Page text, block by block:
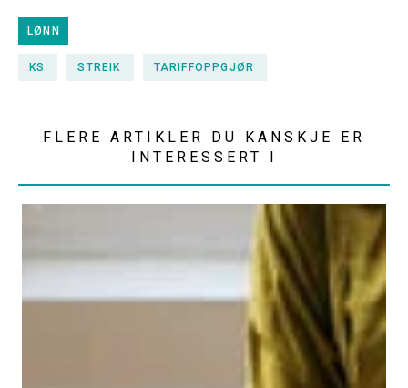
LØNN
KS STREIK TARIFFOPPGJØR
FLERE ARTIKLER DU KANSKJE ER
INTERESSERT I